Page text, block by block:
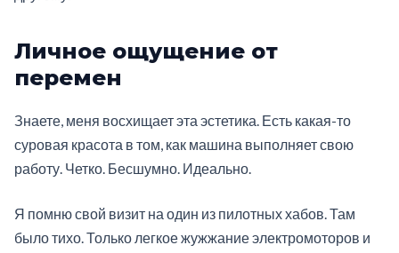
Личное ощущение от
перемен
Знаете, меня восхищает эта эстетика. Есть какая-то
суровая красота в том, как машина выполняет свою
работу. Четко. Бесшумно. Идеально.
Я помню свой визит на один из пилотных хабов. Там
было тихо. Только легкое жужжание электромоторов и